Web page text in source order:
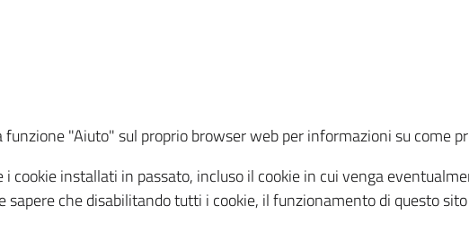
"Aiuto" sul proprio browser web per informazioni su come
cookie installati in passato, incluso il cookie in cui venga
che disabilitando tutti i cookie, il funzionamento di questo